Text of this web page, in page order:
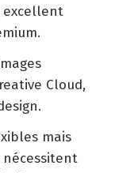
excellent
Cloud,
mais
nécessitent